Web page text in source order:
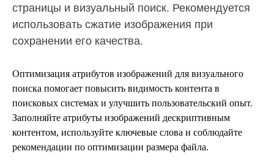
страницы и визуальный поиск. Рекомендуется
использовать сжатие изображения при
сохранении его качества.
Оптимизация атрибутов изображений для визуального
поиска помогает повысить видимость контента в
поисковых системах и улучшить пользовательский опыт.
Заполняйте атрибуты изображений дескриптивным
контентом, используйте ключевые слова и соблюдайте
рекомендации по оптимизации размера файла.